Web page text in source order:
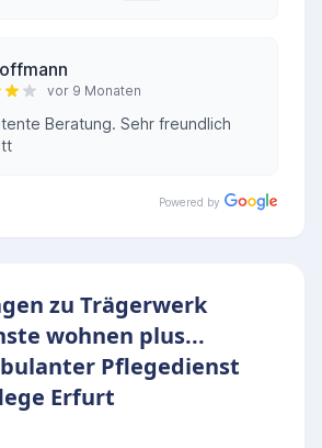
vor 9 Monaten
Beratung. Sehr freundlich
Powered by
zu Trägerwerk
wohnen plus...
Pflegedienst
Erfurt